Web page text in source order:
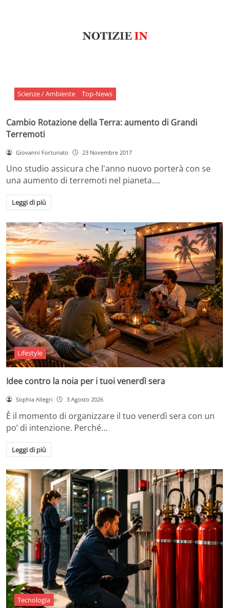
Scienze / Ambiente Top-News
Cambio Rotazione della Terra: aumento di Grandi
Terremoti
Giovanni Fortunato 23 Novembre 2017
Uno studio assicura che l'anno nuovo porterà con se
una aumento di terremoti nel pianeta.…
Leggi di più
Lifestyle
Idee contro la noia per i tuoi venerdì sera
Sophia Allegri 3 Agosto 2026
È il momento di organizzare il tuo venerdì sera con un
po’ di intenzione. Perché…
Leggi di più
Tecnologia